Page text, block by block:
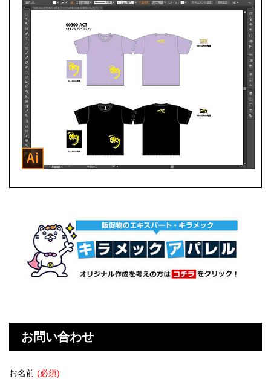
お問い合わせ
お名前 (必須)